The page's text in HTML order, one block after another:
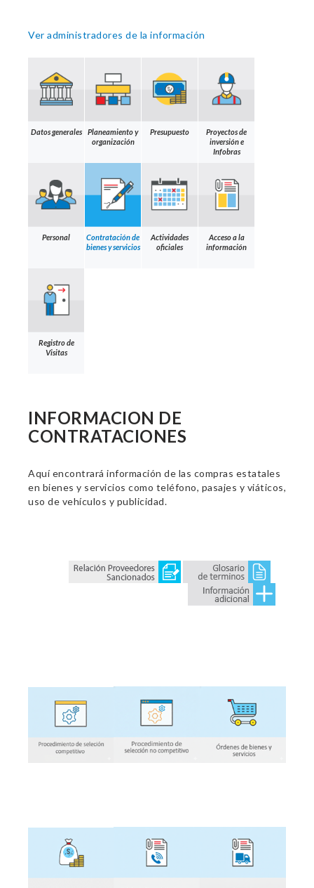
Ver administradores de la información
Datos generales
Planeamiento y
organización
Presupuesto
Proyectos de
inversión e
Infobras
Personal
Contratación de
bienes y servicios
Actividades
oficiales
Acceso a la
información
Registro de
Visitas
INFORMACION DE
CONTRATACIONES
Aquí encontrará información de las compras estatales
en bienes y servicios como teléfono, pasajes y viáticos,
uso de vehículos y publicidad.